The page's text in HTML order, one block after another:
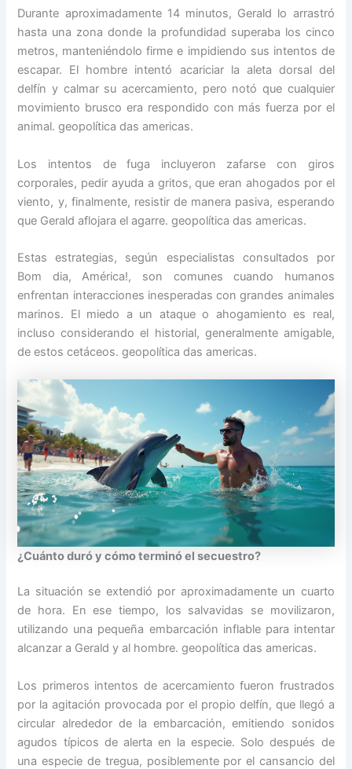
Durante aproximadamente 14 minutos, Gerald lo arrastró
hasta una zona donde la profundidad superaba los cinco
metros, manteniéndolo firme e impidiendo sus intentos de
escapar. El hombre intentó acariciar la aleta dorsal del
delfín y calmar su acercamiento, pero notó que cualquier
movimiento brusco era respondido con más fuerza por el
animal. geopolítica das americas.
Los intentos de fuga incluyeron zafarse con giros
corporales, pedir ayuda a gritos, que eran ahogados por el
viento, y, finalmente, resistir de manera pasiva, esperando
que Gerald aflojara el agarre. geopolítica das americas.
Estas estrategias, según especialistas consultados por
Bom dia, América!, son comunes cuando humanos
enfrentan interacciones inesperadas con grandes animales
marinos. El miedo a un ataque o ahogamiento es real,
incluso considerando el historial, generalmente amigable,
de estos cetáceos. geopolítica das americas.
¿Cuánto duró y cómo terminó el secuestro?
La situación se extendió por aproximadamente un cuarto
de hora. En ese tiempo, los salvavidas se movilizaron,
utilizando una pequeña embarcación inflable para intentar
alcanzar a Gerald y al hombre. geopolítica das americas.
Los primeros intentos de acercamiento fueron frustrados
por la agitación provocada por el propio delfín, que llegó a
circular alrededor de la embarcación, emitiendo sonidos
agudos típicos de alerta en la especie. Solo después de
una especie de tregua, posiblemente por el cansancio del